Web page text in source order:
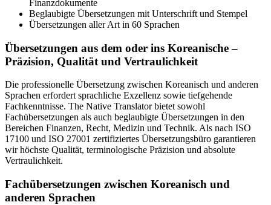
Finanzdokumente
Beglaubigte Übersetzungen mit Unterschrift und Stempel
Übersetzungen aller Art in 60 Sprachen
Übersetzungen aus dem oder ins Koreanische –
Präzision, Qualität und Vertraulichkeit
Die professionelle Übersetzung zwischen Koreanisch und anderen
Sprachen erfordert sprachliche Exzellenz sowie tiefgehende
Fachkenntnisse. The Native Translator bietet sowohl
Fachübersetzungen als auch beglaubigte Übersetzungen in den
Bereichen Finanzen, Recht, Medizin und Technik. Als nach ISO
17100 und ISO 27001 zertifiziertes Übersetzungsbüro garantieren
wir höchste Qualität, terminologische Präzision und absolute
Vertraulichkeit.
Fachübersetzungen zwischen Koreanisch und
anderen Sprachen